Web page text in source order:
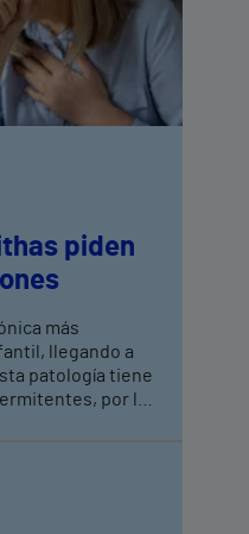
piden
más
llegando a
patología tiene
por lo